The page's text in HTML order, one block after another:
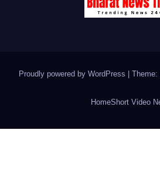
Proudly powered by WordPress Theme:
HomeShort Video